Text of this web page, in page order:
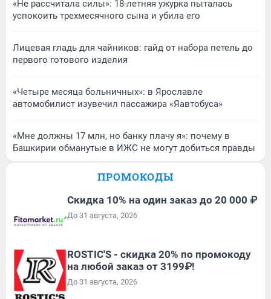
«Не рассчитала силы»: 18-летняя ужурка пыталась
успокоить трехмесячного сына и убила его
Лицевая гладь для чайников: гайд от набора петель до
первого готового изделия
«Четыре месяца больничных»: в Ярославле
автомобилист изувечил пассажира «Яавтобуса»
«Мне должны 17 млн, но банку плачу я»: почему в
Башкирии обманутые в ИЖС не могут добиться правды
ПРОМОКОДЫ
Скидка 10% на один заказ до 20 000 ₽
До 31 августа, 2026
ROSTIC'S - скидка 20% по промокоду
на любой заказ от 3199₽!
До 31 августа, 2026